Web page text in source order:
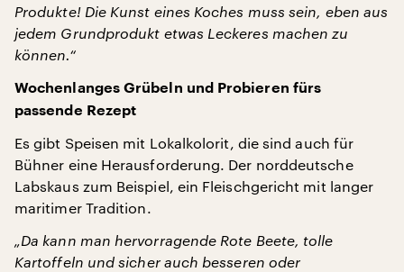
Produkte! Die Kunst eines Koches muss sein, eben aus
jedem Grundprodukt etwas Leckeres machen zu
können.“
Wochenlanges Grübeln und Probieren fürs
passende Rezept
Es gibt Speisen mit Lokalkolorit, die sind auch für
Bühner eine Herausforderung. Der norddeutsche
Labskaus zum Beispiel, ein Fleischgericht mit langer
maritimer Tradition.
„Da kann man hervorragende Rote Beete, tolle
Kartoffeln und sicher auch besseren oder